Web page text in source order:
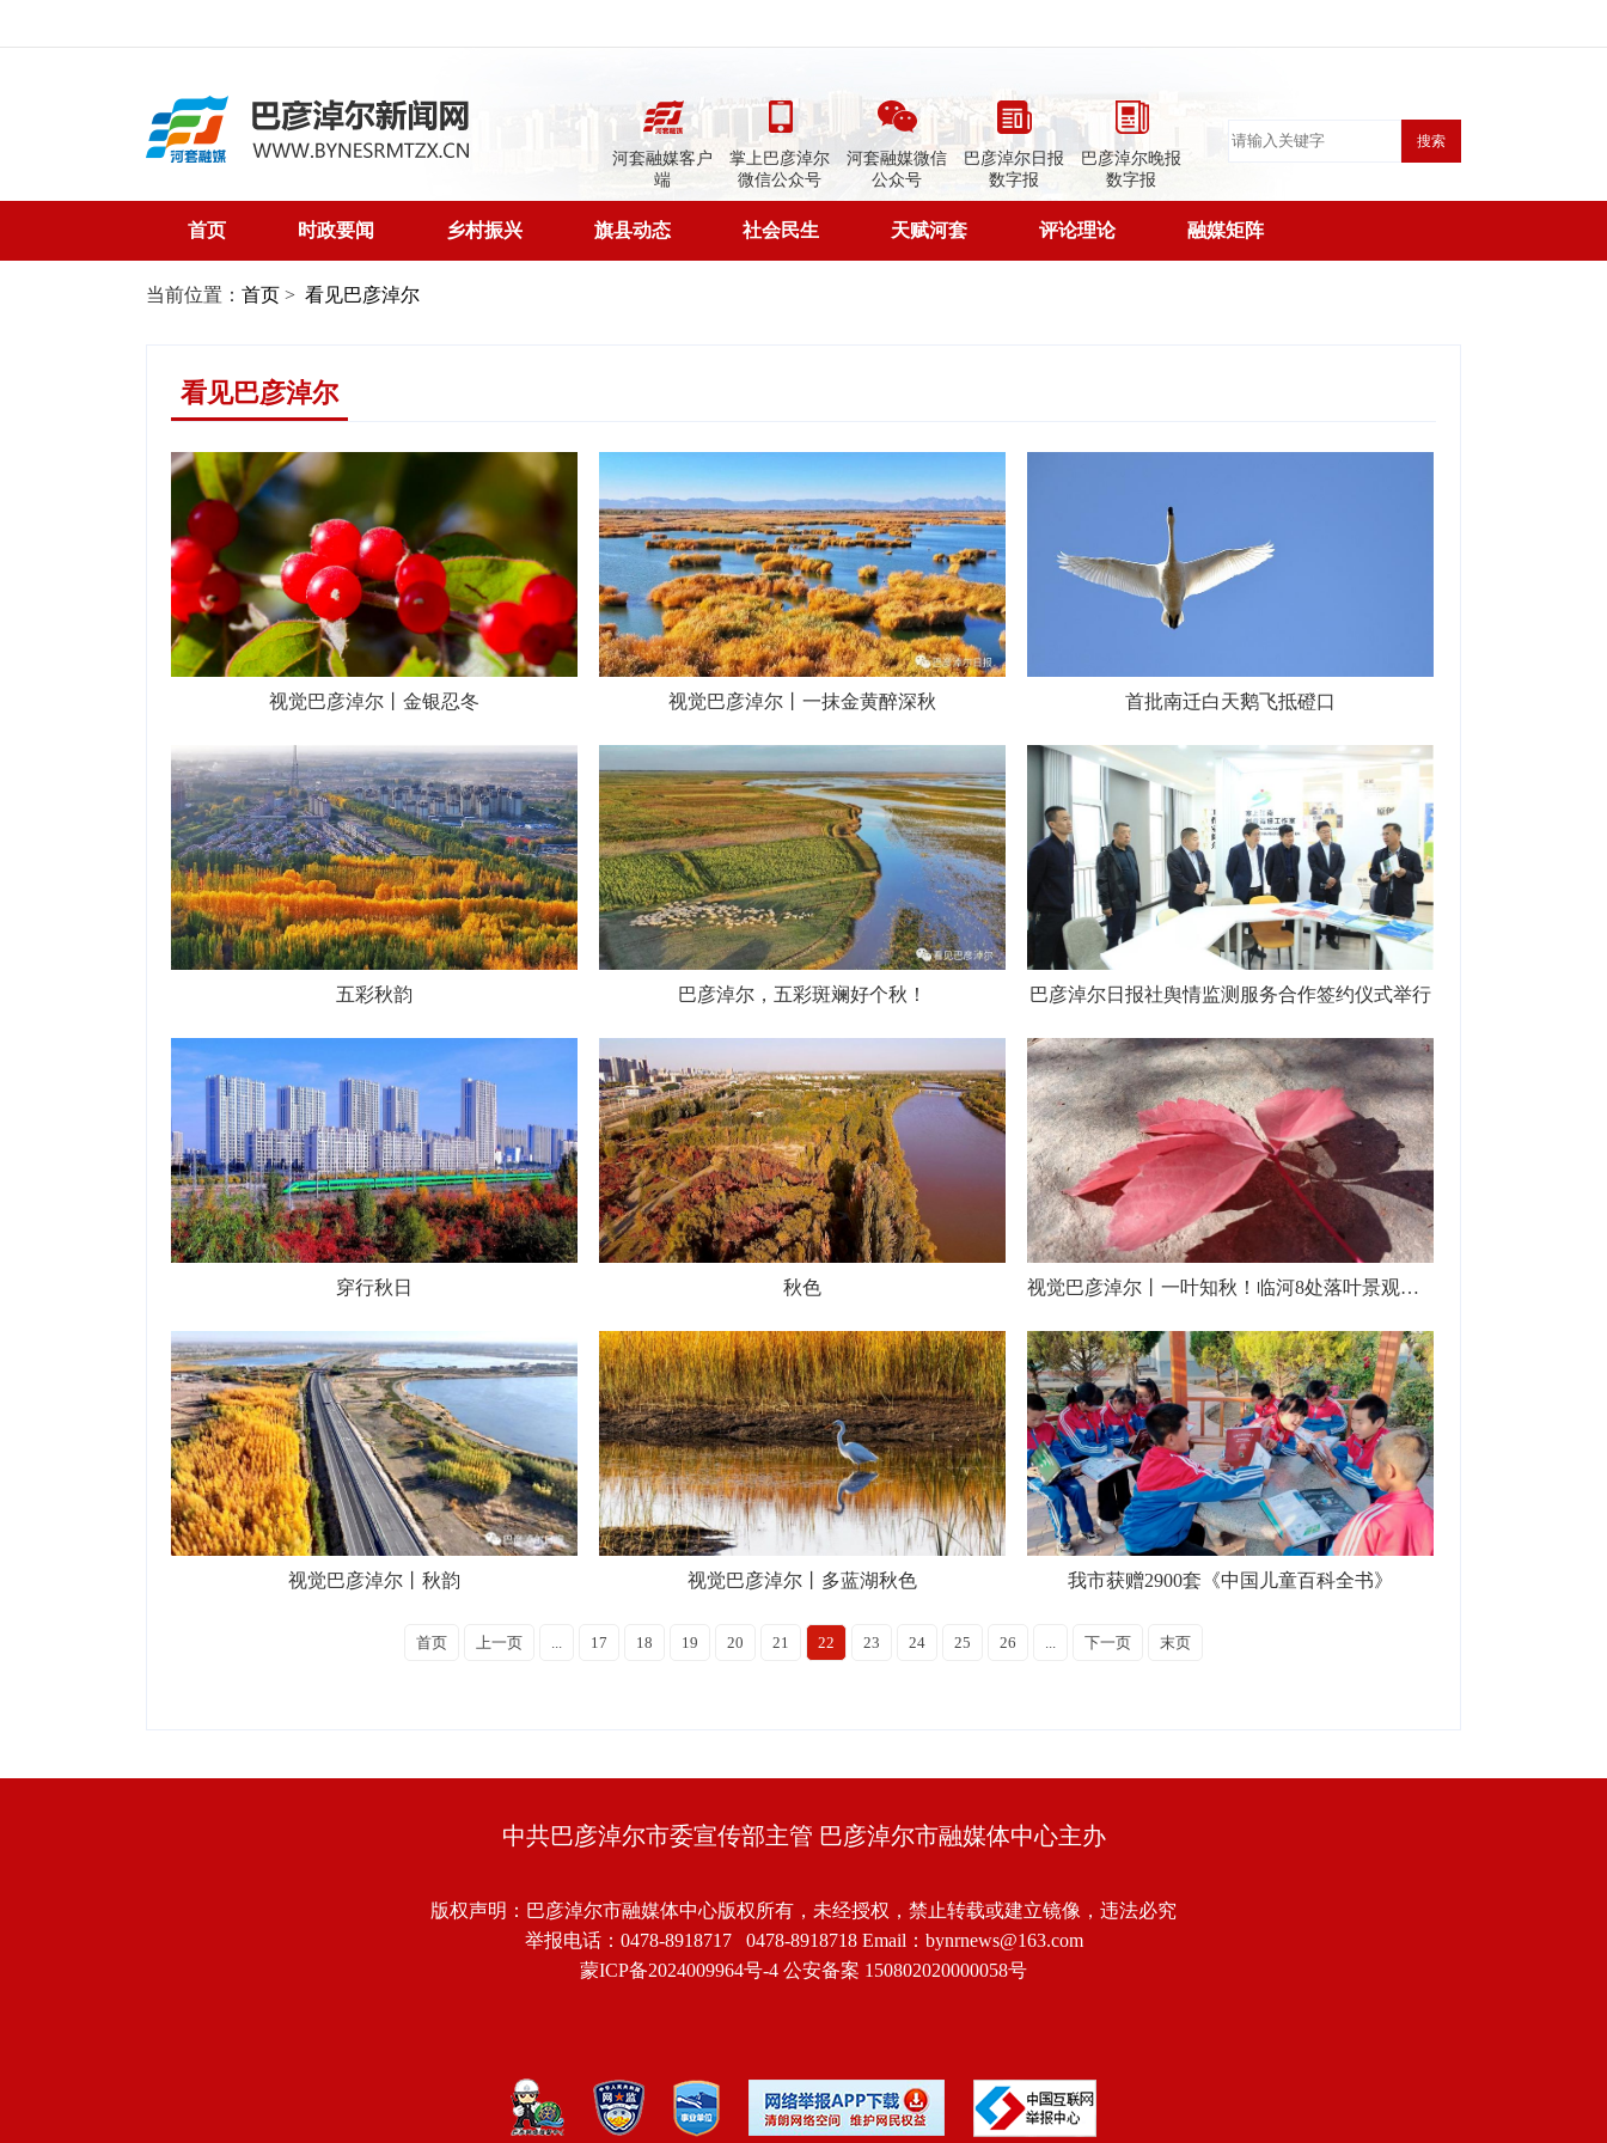
河套融媒客户
端
掌上巴彦淖尔
微信公众号
河套融媒微信
公众号
巴彦淖尔日报
数字报
巴彦淖尔晚报
数字报
搜索
首页 时政要闻 乡村振兴 旗县动态 社会民生 天赋河套 评论理论 融媒矩阵
当前位置： 首页 > 看见巴彦淖尔
看见巴彦淖尔
视觉巴彦淖尔丨金银忍冬 视觉巴彦淖尔丨一抹金黄醉深秋 首批南迁白天鹅飞抵磴口
五彩秋韵 巴彦淖尔，五彩斑斓好个秋！ 巴彦淖尔日报社舆情监测服务合作签约仪式举行
穿行秋日 秋色 视觉巴彦淖尔丨一叶知秋！临河8处落叶景观区等你来打卡！
视觉巴彦淖尔丨秋韵 视觉巴彦淖尔丨多蓝湖秋色 我市获赠2900套《中国儿童百科全书》
首页 上一页 ... 17 18 19 20 21 22 23 24 25 26 ... 下一页 末页
中共巴彦淖尔市委宣传部主管 巴彦淖尔市融媒体中心主办
版权声明：巴彦淖尔市融媒体中心版权所有，未经授权，禁止转载或建立镜像，违法必究
举报电话：0478-8918717 0478-8918718 Email：bynrnews@163.com
蒙ICP备2024009964号-4 公安备案 150802020000058号